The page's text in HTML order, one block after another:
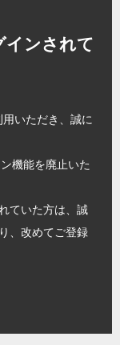
ンされて
いただき、誠に
機能を廃止いた
ていた方は、誠
、改めてご登録